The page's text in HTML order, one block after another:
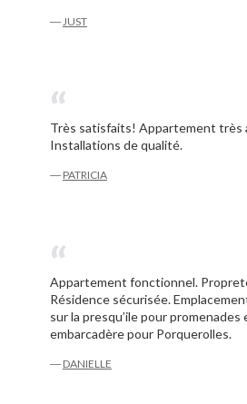
― JUST
Très satisfaits! Appartement très
Installations de qualité.
― PATRICIA
Appartement fonctionnel.
Résidence sécurisée.
sur la presqu’ile pour promenades
embarcadère pour Porquerolles.
― DANIELLE